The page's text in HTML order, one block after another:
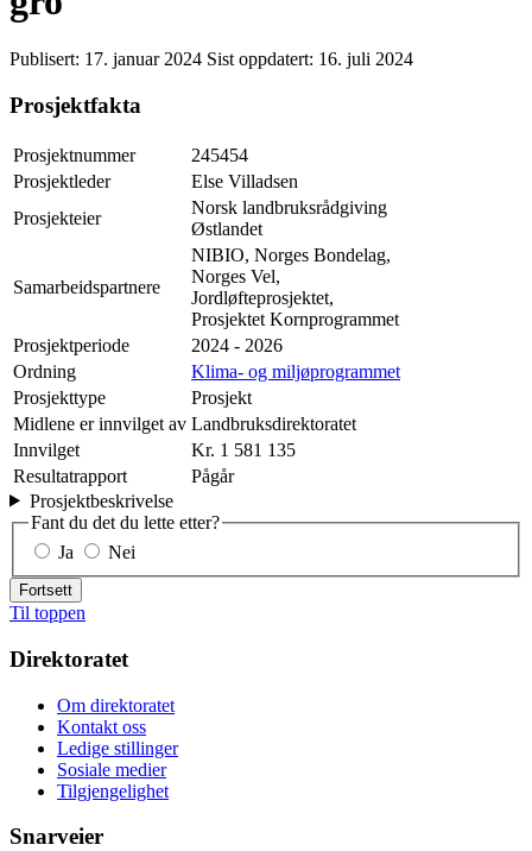
Publisert: 17. januar 2024 Sist oppdatert: 16. juli 2024
Prosjektfakta
Prosjektnummer
245454
Prosjektleder
Else Villadsen
Prosjekteier
Norsk landbruksrådgiving
Østlandet
Samarbeidspartnere
NIBIO, Norges Bondelag,
Norges Vel,
Jordløfteprosjektet,
Prosjektet Kornprogrammet
Prosjektperiode
2024 - 2026
Ordning
Klima- og miljøprogrammet
Prosjekttype
Prosjekt
Midlene er innvilget av Landbruksdirektoratet
Innvilget
Kr. 1 581 135
Resultatrapport
Pågår
Prosjektbeskrivelse
Fant du det du lette etter?
Ja
Nei
Fortsett
Til toppen
Direktoratet
Om direktoratet
Kontakt oss
Ledige stillinger
Sosiale medier
Tilgjengelighet
Snarveier